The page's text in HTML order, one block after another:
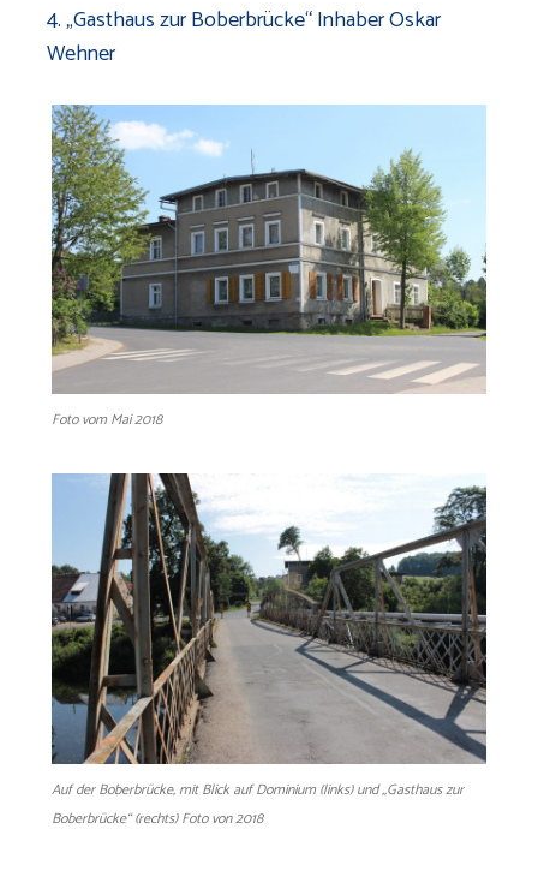
4. „Gasthaus zur Boberbrücke“ Inhaber Oskar
Wehner
Foto vom Mai 2018
Auf der Boberbrücke, mit Blick auf Dominium (links) und „Gasthaus zur
Boberbrücke“ (rechts) Foto von 2018